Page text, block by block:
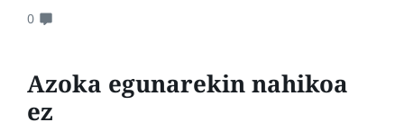
0
Azoka egunarekin nahikoa
ez